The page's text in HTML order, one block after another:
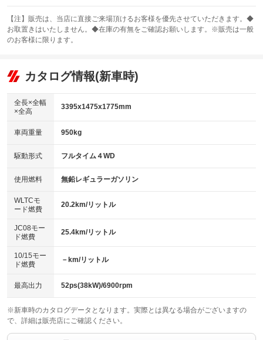
：装備あり
サンルーフ
：装備なし ABS
リフトアップ
：装備なし
：装備なし
パワーウィンドウ
アイドリングストップ
：装備あり
USB入力端子
：装備あり
100V電源
：装備なし
センターデフロック
：装備なし
電動格納ミラー
：装備あり
カーナビ：SDナビ
：装備あり
TV：フルセグ
：装備あり
ビジュアル：-／DVD再生
：装備あり
アルミホイール
：装備なし
HID(キセノンライト)
バックカメラ
エアロ
：装備なし
ローダウン
：装備なし
ベンチシート
：装備あり
チップアップシート
：装備なし
電動格納サードシート
：装備なし シートヒーター
：装備あり
ウォークスルー
【注】販売は、当店に直接ご来場頂けるお客様を優先させていただきます。◆
お取置きはいたしません。◆在庫の有無をご確認お願いします。※販売は一般
のお客様に限ります。
カタログ情報(新車時)
全長×全幅
×全高
3395x1475x1775mm
車両重量 950kg
駆動形式 フルタイム４WD
使用燃料 無鉛レギュラーガソリン
WLTCモ
ード燃費
20.2km/リットル
JC08モー
ド燃費
25.4km/リットル
10/15モー
ド燃費
－km/リットル
最高出力 52ps(38kW)/6900rpm
※新車時のカタログデータとなります。実際とは異なる場合がございますの
で、詳細は販売店にご確認ください。